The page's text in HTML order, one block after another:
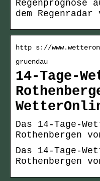
dem
http s://
gruendau
14-Tage-
Das 14-Tage-
Rothenbergen
Das 14-Tage-
Rothenbergen